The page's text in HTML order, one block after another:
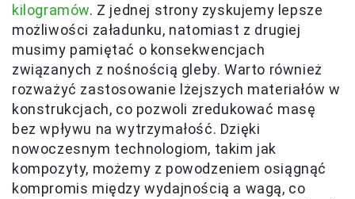
kilogramów. Z jednej strony zyskujemy lepsze
możliwości załadunku, natomiast z drugiej
musimy pamiętać o konsekwencjach
związanych z nośnością gleby. Warto również
rozważyć zastosowanie lżejszych materiałów w
konstrukcjach, co pozwoli zredukować masę
bez wpływu na wytrzymałość. Dzięki
nowoczesnym technologiom, takim jak
kompozyty, możemy z powodzeniem osiągnąć
kompromis między wydajnością a wagą, co